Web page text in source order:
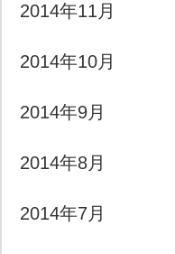
2014年11月
2014年10月
2014年9月
2014年8月
2014年7月